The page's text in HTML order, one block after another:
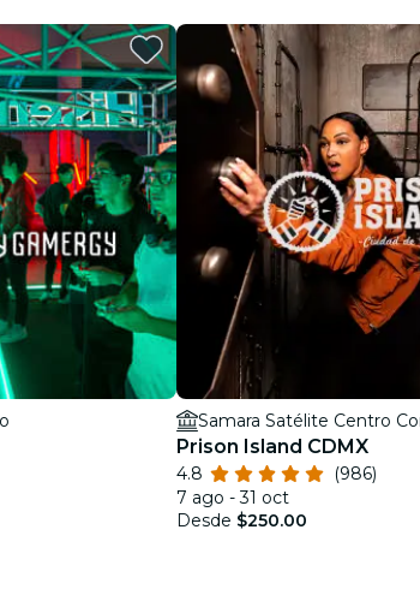
Samara Satélite Centro
Prison Island CDMX
4.8
(986)
7 ago - 31 oct
Desde $250.00